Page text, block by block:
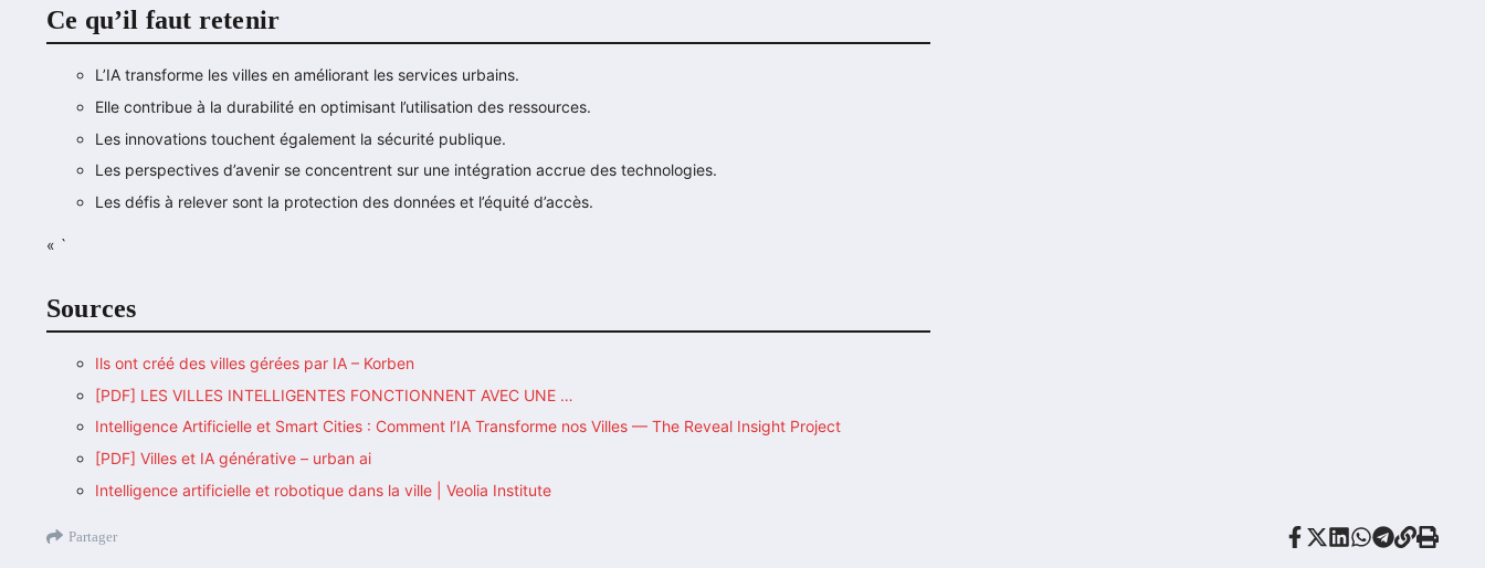
Ce qu’il faut retenir
L’IA transforme les villes en améliorant les services urbains.
Elle contribue à la durabilité en optimisant l’utilisation des ressources.
Les innovations touchent également la sécurité publique.
Les perspectives d’avenir se concentrent sur une intégration accrue des technologies.
Les défis à relever sont la protection des données et l’équité d’accès.
« `
Sources
Ils ont créé des villes gérées par IA – Korben
[PDF] LES VILLES INTELLIGENTES FONCTIONNENT AVEC UNE …
Intelligence Artificielle et Smart Cities : Comment l’IA Transforme nos Villes — The Reveal Insight Project
[PDF] Villes et IA générative – urban ai
Intelligence artificielle et robotique dans la ville | Veolia Institute
Partager